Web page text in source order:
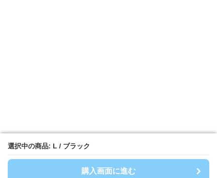
選択中の商品: L / ブラック
購入画面に進む
選択中の商品: L / ブラック
購入画面に進む